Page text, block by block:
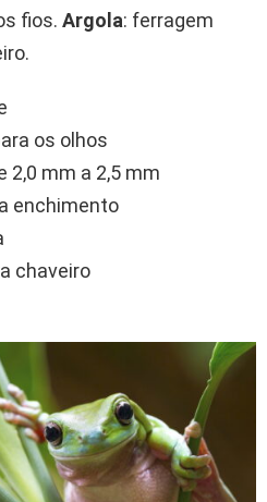
fios. Argola: ferragem
os olhos
2,0 mm a 2,5 mm
enchimento
chaveiro